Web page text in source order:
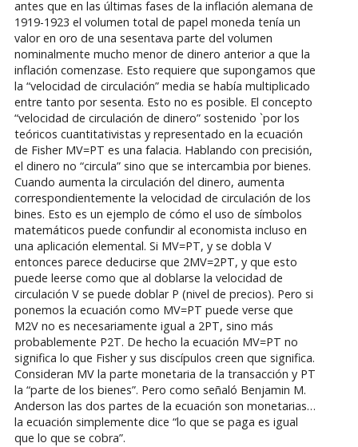
antes que en las últimas fases de la inflación alemana de
1919-1923 el volumen total de papel moneda tenía un
valor en oro de una sesentava parte del volumen
nominalmente mucho menor de dinero anterior a que la
inflación comenzase. Esto requiere que supongamos que
la “velocidad de circulación” media se había multiplicado
entre tanto por sesenta. Esto no es posible. El concepto
“velocidad de circulación de dinero” sostenido `por los
teóricos cuantitativistas y representado en la ecuación
de Fisher MV=PT es una falacia. Hablando con precisión,
el dinero no “circula” sino que se intercambia por bienes.
Cuando aumenta la circulación del dinero, aumenta
correspondientemente la velocidad de circulación de los
bines. Esto es un ejemplo de cómo el uso de símbolos
matemáticos puede confundir al economista incluso en
una aplicación elemental. Si MV=PT, y se dobla V
entonces parece deducirse que 2MV=2PT, y que esto
puede leerse como que al doblarse la velocidad de
circulación V se puede doblar P (nivel de precios). Pero si
ponemos la ecuación como MV=PT puede verse que
M2V no es necesariamente igual a 2PT, sino más
probablemente P2T. De hecho la ecuación MV=PT no
significa lo que Fisher y sus discípulos creen que significa.
Consideran MV la parte monetaria de la transacción y PT
la “parte de los bienes”. Pero como señaló Benjamin M.
Anderson las dos partes de la ecuación son monetarias…
la ecuación simplemente dice “lo que se paga es igual
que lo que se cobra”.